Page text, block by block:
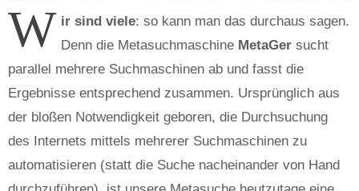
W ir sind viele: so kann man das durchaus sagen.
Denn die Metasuchmaschine MetaGer sucht
parallel mehrere Suchmaschinen ab und fasst die
Ergebnisse entsprechend zusammen. Ursprünglich aus
der bloßen Notwendigkeit geboren, die Durchsuchung
des Internets mittels mehrerer Suchmaschinen zu
automatisieren (statt die Suche nacheinander von Hand